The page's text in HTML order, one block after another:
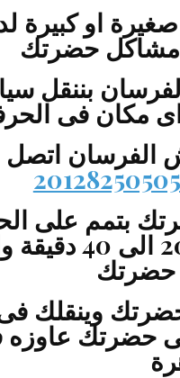
او كبيرة
مشاكل حضرتك
بننقل
مكان فى
الفرسان
بتمم على
خلال من 20 الى
حضرتك
وينقلك
حضرتك